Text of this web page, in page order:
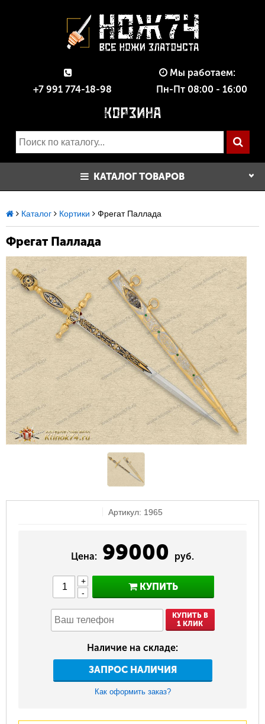
+7 991 774-18-98
Мы работаем:
Пн-Пт 08:00 - 16:00
КАТАЛОГ ТОВАРОВ
Каталог Кортики Фрегат Паллада
Фрегат Паллада
Артикул: 1965
Цена: 99000 руб.
+
-
КУПИТЬ
КУПИТЬ В
1 КЛИК
Наличие на складе:
ЗАПРОС НАЛИЧИЯ
Как оформить заказ?